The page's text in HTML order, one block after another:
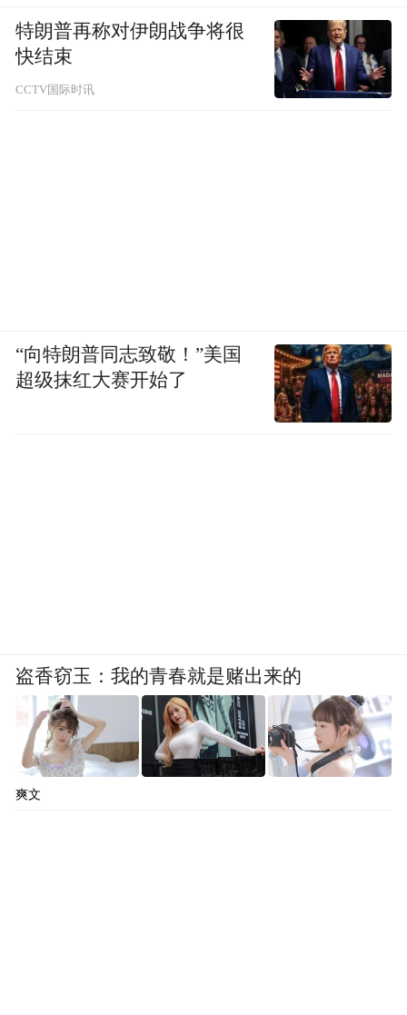
特朗普再称对伊朗战争将很
快结束
CCTV国际时讯
“向特朗普同志致敬！”美国
超级抹红大赛开始了
盗香窃玉：我的青春就是赌出来的
爽文